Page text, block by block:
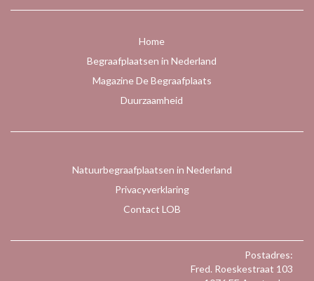
Home
Begraafplaatsen in Nederland
Magazine De Begraafplaats
Duurzaamheid
Natuurbegraafplaatsen in Nederland
Privacyverklaring
Contact LOB
Postadres:
Fred. Roeskestraat 103